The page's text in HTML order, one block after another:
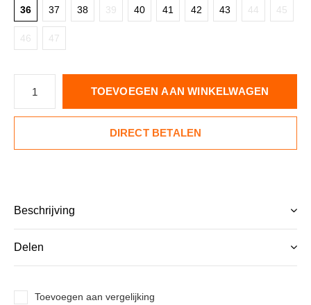
36 37 38 39 40 41 42 43 44 45
46 47
TOEVOEGEN AAN WINKELWAGEN
DIRECT BETALEN
Beschrijving
Delen
Toevoegen aan vergelijking